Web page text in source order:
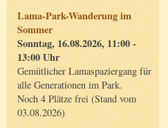
Lama-Park-Wanderung im
Sommer
Sonntag, 16.08.2026, 11:00 -
13:00 Uhr
Gemütlicher Lamaspaziergang für
alle Generationen im Park.
Noch 4 Plätze frei (Stand vom
03.08.2026)